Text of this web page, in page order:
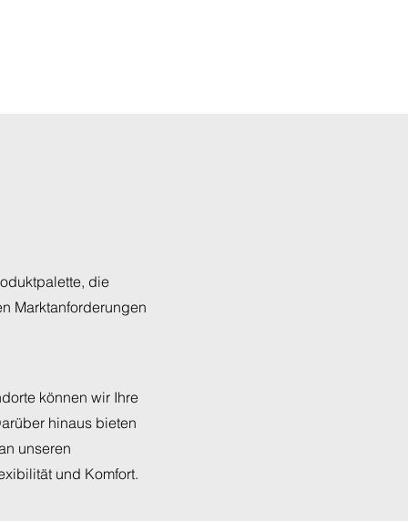
die
Marktanforderungen
können wir Ihre
hinaus bieten
unseren
und Komfort.